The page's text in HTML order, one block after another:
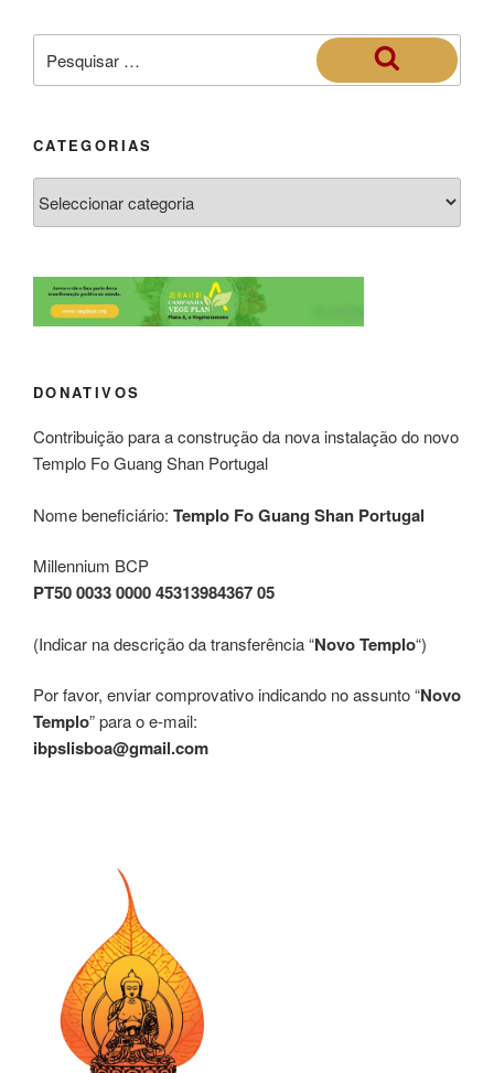
CATEGORIAS
DONATIVOS
Contribuição para a construção da nova instalação do novo
Templo Fo Guang Shan Portugal
Nome beneficiário: Templo Fo Guang Shan Portugal
Millennium BCP
PT50 0033 0000 45313984367 05
(Indicar na descrição da transferência “Novo Templo“)
Por favor, enviar comprovativo indicando no assunto “Novo
Templo” para o e-mail:
ibpslisboa@gmail.com